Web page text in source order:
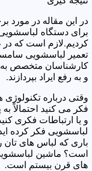
در این مقاله در مورد
برای دستگاه
کردیم.لازم است که
تعمیر لباسشویی
کارشناسان متخصص به
و به رفع ایراد بپردازند.
وقتی درباره
فکر می کنید احتمالاً
و یا ارتباطات فکری
لباسشویی فکر کرده
باری که لباس های
است؟ ماشین
های قرن بیستم است.